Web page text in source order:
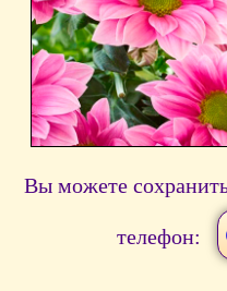
Вы можете
телефон: